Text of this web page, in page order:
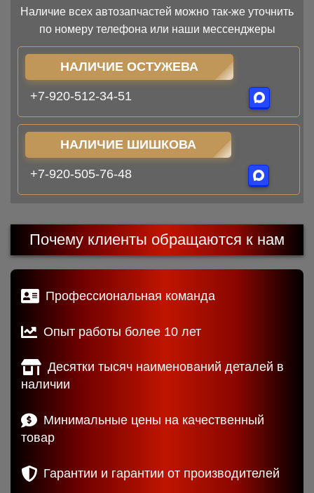
Наличие всех автозапчастей можно так-же уточнить
по номеру телефона или наши мессенджеры
НАЛИЧИЕ ОСТУЖЕВА
+7-920-512-34-51
НАЛИЧИЕ ШИШКОВА
+7-920-505-76-48
Почему клиенты обращаются к нам
Профессиональная команда
Опыт работы более 10 лет
Десятки тысяч наименований деталей в
наличии
Минимальные цены на качественный
товар
Гарантии и гарантии от производителей